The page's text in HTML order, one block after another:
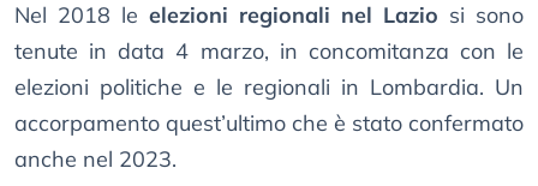
Nel 2018 le elezioni regionali nel Lazio si sono
tenute in data 4 marzo, in concomitanza con le
elezioni politiche e le regionali in Lombardia. Un
accorpamento quest’ultimo che è stato confermato
anche nel 2023.